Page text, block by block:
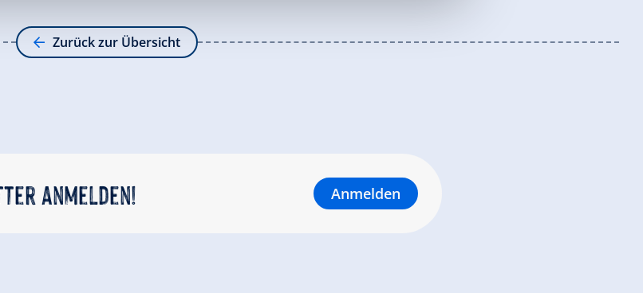
Zurück zur Übersicht
anmelden! Anmelden